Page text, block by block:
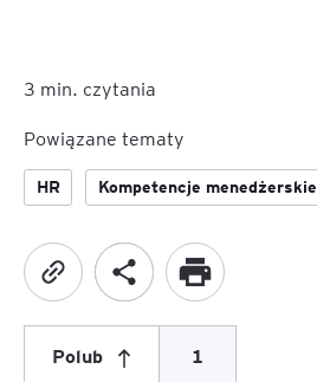
3 min. czytania
Powiązane tematy
HR Kompetencje menedżerskie
Polub 1